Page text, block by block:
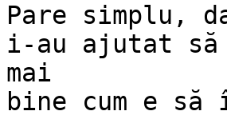
Pare simplu,
i-au ajutat să
mai
bine cum e